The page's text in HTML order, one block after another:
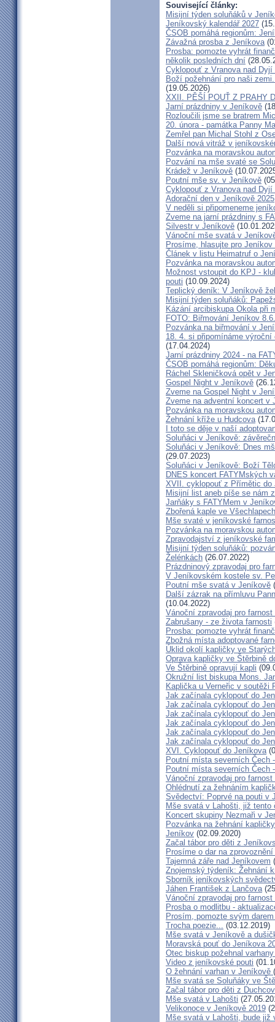
Související články:
Misijní týden soluňáků v
Jeníkovský kalendář 2027
ČSOB pomáhá regionům:
Závažná prosba z Jeníkova
Prosba: pomozte vyhrát
několik posledních dní
Cyklopouť z Vranova nad
Boží požehnání pro naši
(19.05.2026)
XXII. PĚŠÍ POUŤ Z PRAHY
Jarní prázdniny v Jeníkově
Rozloučili jsme se bratrem
20. února - památka Panny
Zemřel pan Michal Stohl z
Další nová vitráž v
Pozvánka na moravskou
Pozvání na mše svaté se
Krádež v Jeníkově
Poutní mše sv. v Jeníkově
Cyklopouť z Vranova nad
Adorační den v Jeníkově 2025
V neděli si připomeneme
Zveme na jarní prázdniny s
Silvestr v Jeníkově
Vánoční mše svatá v
Prosíme, hlasujte pro
Článek v listu Heimatruf o
Pozvánka na moravskou
Možnost vstoupit do KPJ -
pouti (10.09.2024)
Teplický deník: V Jeníkově
Misijní týden soluňáků:
Kázání arcibiskupa Okola při
FOTO: Biřmování Jeníkov
Pozvánka na biřmování v
18. 4. si připomínáme
(17.04.2024)
Jarní prázdniny 2024 - na
ČSOB pomáhá regionům:
Ráchel Skleničková opět v
Gospel Night v Jeníkově
Zveme na Gospel Night v
Zveme na adventní koncert v
Pozvánka na moravskou
Žehnání kříže u Hudcova
I toto se děje v naší
Soluňáci v Jeníkově:
Soluňáci v Jeníkově: Dnes
(29.07.2023)
Soluňáci v Jeníkově: Boží
DNES koncert FATYMských
XVII. cyklopouť z Přímětic do
Misijní list aneb píše se nám
Jarňáky s FATYMem v
Zbořená kaple ve
Mše svaté v jeníkovské
Pozvánka na moravskou
Zpravodajství z jeníkovské
Misijní týden soluňáků:
Želénkách (26.07.2022)
Prázdninový zpravodaj pro
V Jeníkovském kostele sv.
Poutní mše svatá v Jeníkově
Další zázrak na přímluvu
(10.04.2022)
Vánoční zpravodaj pro
Zabrušany - ze života farnosti
Prosba: pomozte vyhrát
Zbožná místa adoptované
Úklid okolí kapličky ve
Oprava kapličky ve Štěrbině
Ve Štěrbině opravují kapli
Okružní list biskupa Mons.
Kaplička u Verneřic v soutěži
Jak začínala cyklopouť do
Jak začínala cyklopouť do
Jak začínala cyklopouť do
Jak začínala cyklopouť do
Jak začínala cyklopouť do
Jak začínala cyklopouť do
XVI. Cyklopouť do Jeníkova
Poutní místa severních Čech
Poutní místa severních Čech
Vánoční zpravodaj pro
Ohlédnutí za žehnáním
Svědectví: Poprvé na pouti v
Mše svatá v Lahošti, již tento
Koncert skupiny Nezmaři v
Pozvánka na žehnání
Jeníkov (02.09.2020)
Začal tábor pro děti z
Prosíme o dar na
Tajemná záře nad Jeníkovem
Znojemský týdeník: Žehnání
Sborník jeníkovských
Jáhen František z Lančova
Vánoční zpravodaj pro
Prosba o modlitbu -
Prosím, pomozte svým
Trocha poezie... (03.12.2019)
Mše svatá v Jeníkově a
Moravská pouť do Jeníkova
Otec biskup požehnal
Video z jeníkovské pouti
O žehnání varhan v Jeníkově
Mše svatá se Soluňáky ve
Začal tábor pro děti z
Mše svatá v Lahošti
Velikonoce v Jeníkově 2019
Mše svatá v Lahošti, bude již